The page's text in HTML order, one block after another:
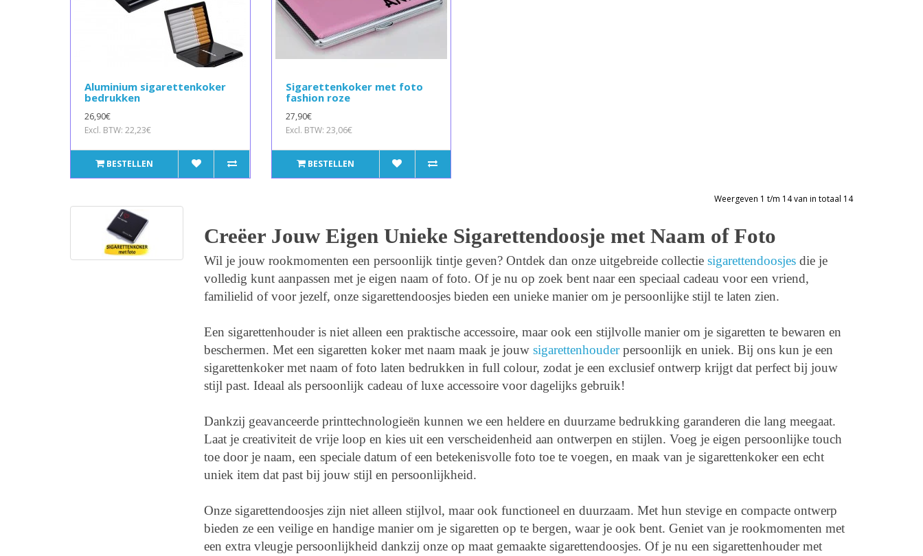
Aluminium sigarettenkoker
bedrukken
26,90€
Excl. BTW: 22,23€
BESTELLEN
Sigarettenkoker met foto
fashion roze
27,90€
Excl. BTW: 23,06€
BESTELLEN
Weergeven 1 t/m 14 van in totaal 14
Creëer Jouw Eigen Unieke Sigarettendoosje met Naam of Foto
Wil je jouw rookmomenten een persoonlijk tintje geven? Ontdek dan onze uitgebreide collectie sigarettendoosjes die je
volledig kunt aanpassen met je eigen naam of foto. Of je nu op zoek bent naar een speciaal cadeau voor een vriend,
familielid of voor jezelf, onze sigarettendoosjes bieden een unieke manier om je persoonlijke stijl te laten zien.
Een sigarettenhouder is niet alleen een praktische accessoire, maar ook een stijlvolle manier om je sigaretten te bewaren en
beschermen. Met een sigaretten koker met naam maak je jouw sigarettenhouderpersoonlijk en uniek. Bij ons kun je een
sigarettenkoker met naam of foto laten bedrukken in full colour, zodat je een exclusief ontwerp krijgt dat perfect bij jouw
stijl past. Ideaal als persoonlijk cadeau of luxe accessoire voor dagelijks gebruik!
Dankzij geavanceerde printtechnologieën kunnen we een heldere en duurzame bedrukking garanderen die lang meegaat.
Laat je creativiteit de vrije loop en kies uit een verscheidenheid aan ontwerpen en stijlen. Voeg je eigen persoonlijke touch
toe door je naam, een speciale datum of een betekenisvolle foto toe te voegen, en maak van je sigarettenkoker een echt
uniek item dat past bij jouw stijl en persoonlijkheid.
Onze sigarettendoosjes zijn niet alleen stijlvol, maar ook functioneel en duurzaam. Met hun stevige en compacte ontwerp
bieden ze een veilige en handige manier om je sigaretten op te bergen, waar je ook bent. Geniet van je rookmomenten met
een extra vleugje persoonlijkheid dankzij onze op maat gemaakte sigarettendoosjes. Of je nu een sigarettenhouder met